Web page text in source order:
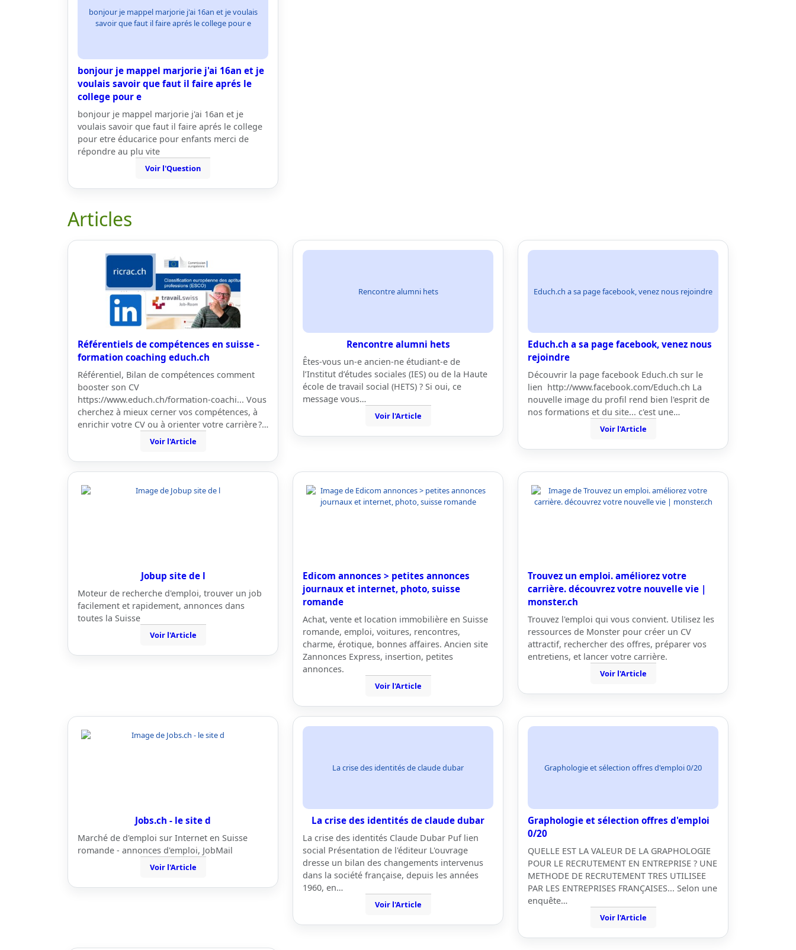
bonjour je mappel marjorie j'ai 16an et je voulais
savoir que faut il faire aprés le college pour e
bonjour je mappel marjorie j'ai 16an et je
voulais savoir que faut il faire aprés le
college pour e
bonjour je mappel marjorie j'ai 16an et je
voulais savoir que faut il faire aprés le college
pour etre éducarice pour enfants merci de
répondre au plu vite
Voir l'Question
Articles
Référentiels de compétences en suisse -
formation coaching educh.ch
Référentiel, Bilan de compétences comment
booster son CV
https://www.educh.ch/formation-coachi... Vous
cherchez à mieux cerner vos compétences, à
enrichir votre CV ou à orienter votre carrière ?…
Voir l'Article
Rencontre alumni hets
Rencontre alumni hets
Êtes-vous un-e ancien-ne étudiant-e de
l’Institut d’études sociales (IES) ou de la Haute
école de travail social (HETS) ? Si oui, ce
message vous…
Voir l'Article
Educh.ch a sa page facebook, venez nous rejoindre
Educh.ch a sa page facebook, venez nous
rejoindre
Découvrir la page facebook Educh.ch sur le
lien http://www.facebook.com/Educh.ch La
nouvelle image du profil rend bien l'esprit de
nos formations et du site... c'est une…
Voir l'Article
Jobup site de l
Moteur de recherche d'emploi, trouver un job
facilement et rapidement, annonces dans
toutes la Suisse
Voir l'Article
Edicom annonces > petites annonces
journaux et internet, photo, suisse
romande
Achat, vente et location immobilière en Suisse
romande, emploi, voitures, rencontres,
charme, érotique, bonnes affaires. Ancien site
Zannonces Express, insertion, petites
annonces.
Voir l'Article
Trouvez un emploi. améliorez votre
carrière. découvrez votre nouvelle vie |
monster.ch
Trouvez l'emploi qui vous convient. Utilisez les
ressources de Monster pour créer un CV
attractif, rechercher des offres, préparer vos
entretiens, et lancer votre carrière.
Voir l'Article
Jobs.ch - le site d
Marché de d'emploi sur Internet en Suisse
romande - annonces d'emploi, JobMail
Voir l'Article
La crise des identités de claude dubar
La crise des identités de claude dubar
La crise des identités Claude Dubar Puf lien
social Présentation de l'éditeur L'ouvrage
dresse un bilan des changements intervenus
dans la société française, depuis les années
1960, en…
Voir l'Article
Graphologie et sélection offres d'emploi 0/20
Graphologie et sélection offres d'emploi
0/20
QUELLE EST LA VALEUR DE LA GRAPHOLOGIE
POUR LE RECRUTEMENT EN ENTREPRISE ? UNE
METHODE DE RECRUTEMENT TRES UTILISEE
PAR LES ENTREPRISES FRANÇAISES... Selon une
enquête…
Voir l'Article